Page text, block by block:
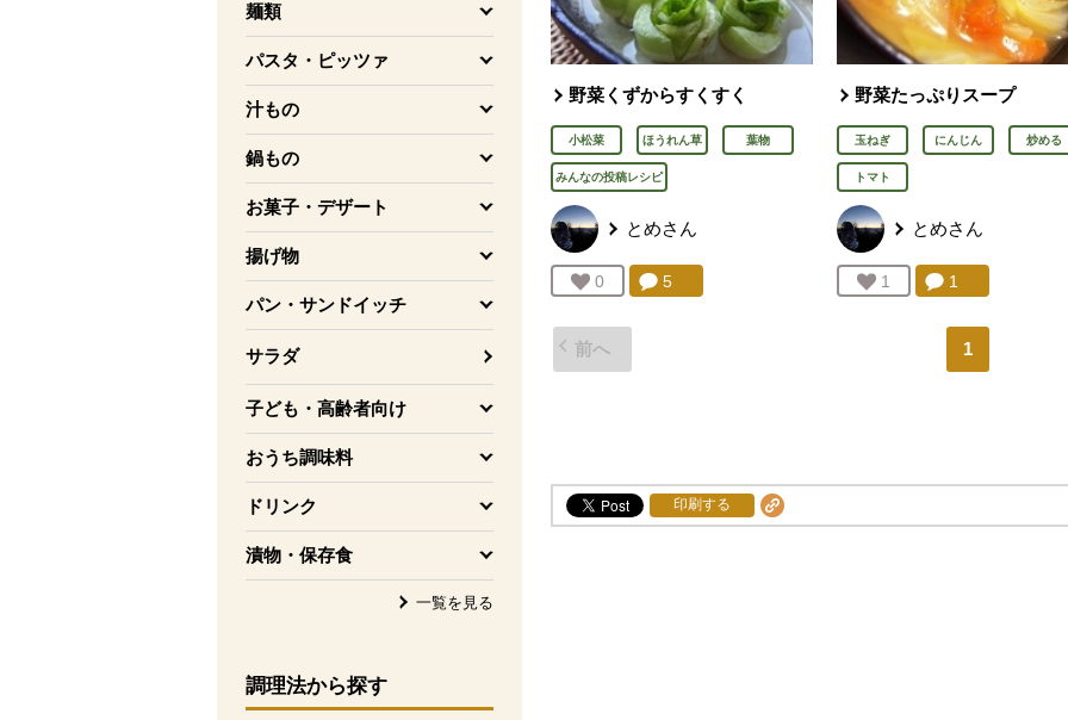
麺類
を開く
パスタ・ピッツァ
を開く
汁もの
を開く
鍋もの
を開く
お菓子・デザート
を開く
揚げ物
を開く
パン・サンドイッチ
を開く
サラダ
子ども・高齢者向け
を開く
おうち調味料
を開く
ドリンク
を開く
漬物・保存食
を開く
一覧を見る
調理法から探す
野菜くずからすくすく
小松菜 ほうれん草 葉物
みんなの投稿レシピ
とめさん
お気に入り登録：
0 人が登録コメント：
5
野菜たっぷりスープ
玉ねぎ にんじん 炒める
トマト
とめさん
お気に入り登録：
1 人が登録コメント：
1
前へ 1
印刷する